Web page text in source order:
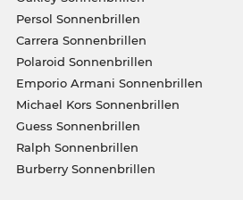
Persol Sonnenbrillen
Carrera Sonnenbrillen
Polaroid Sonnenbrillen
Emporio Armani Sonnenbrillen
Michael Kors Sonnenbrillen
Guess Sonnenbrillen
Ralph Sonnenbrillen
Burberry Sonnenbrillen